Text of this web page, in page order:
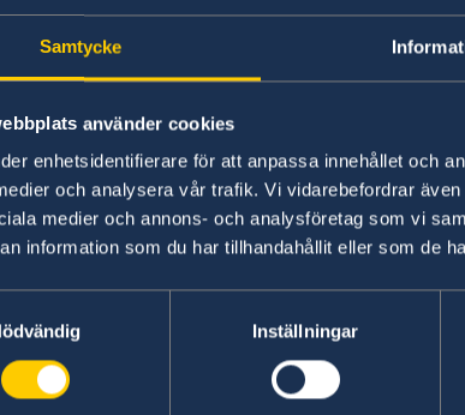
Samtycke
använder cookies
enhetsidentifierare för att anpassa innehållet och
och analysera vår trafik. Vi vidarebefordrar
medier och annons- och analysföretag som vi
information som du har tillhandahållit eller som de
Inställningar
No local information
on any local
Basic information
Basic information
additional conditions
'Select Country Here'
Read more